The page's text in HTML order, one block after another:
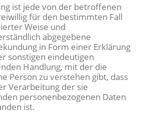
ist jede von der betroffenen
für den bestimmten Fall
Weise und
abgegebene
in Form einer Erklärung
sonstigen eindeutigen
Handlung, mit der die
Person zu verstehen gibt, dass
Verarbeitung der sie
personenbezogenen Daten
ist.